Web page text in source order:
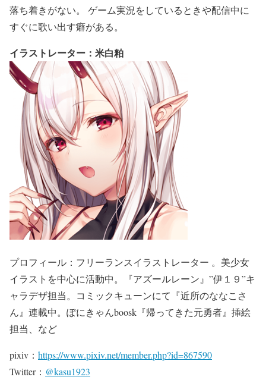
落ち着きがない。 ゲーム実況をしているときや配信中に
すぐに歌い出す癖がある。
イラストレーター：米白粕
プロフィール：フリーランスイラストレーター 。美少女
イラストを中心に活動中。『アズールレーン』”伊１９”キ
ャラデザ担当。コミックキューンにて『近所のななこさ
ん』連載中。ぽにきゃんboosk『帰ってきた元勇者』挿絵
担当、など
pixiv： https://www.pixiv.net/member.php?id=867590
Twitter： @kasu1923